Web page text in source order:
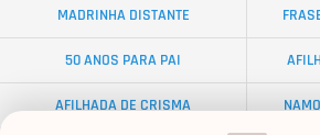
MADRINHA DISTANTE
50 ANOS PARA PAI
AFILHADA DE CRISMA